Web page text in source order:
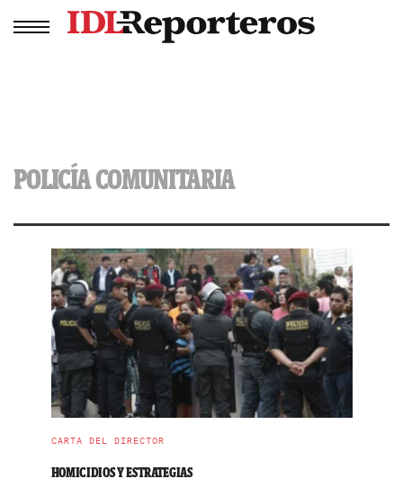
POLICÍA COMUNITARIA
CARTA DEL DIRECTOR
HOMICIDIOS Y ESTRATEGIAS